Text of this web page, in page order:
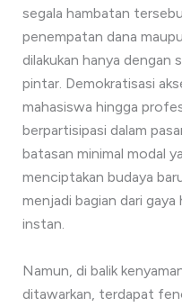
segala hambatan
penempatan dana
dilakukan hanya dengan
pintar. Demokratisasi
mahasiswa hingga
berpartisipasi dalam
batasan minimal modal
menciptakan budaya
menjadi bagian dari
instan.
Namun, di balik
ditawarkan, terdapat